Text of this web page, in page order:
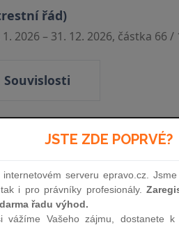
řád)
2026 – 31. 12. 2026, částka 66 /
Souvislosti
od 1. 1. 2026 - 31. 12. 2026
JSTE ZDE POPRVÉ?
serveru epravo.cz.
i pro právníky profesionály.
řadu výhod.
vážíme Vašeho zájmu, dostanete